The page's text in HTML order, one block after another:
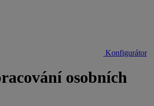
Konfigurátor
osobních